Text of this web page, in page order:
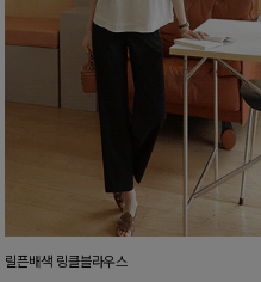
릴픈배색 링클블라우스